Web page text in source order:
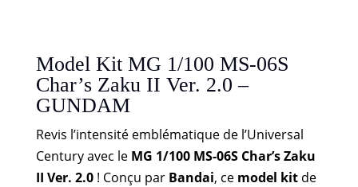
Model Kit MG 1/100 MS-06S
Char’s Zaku II Ver. 2.0 –
GUNDAM
Revis l’intensité emblématique de l’Universal
Century avec le MG 1/100 MS-06S Char’s Zaku
II Ver. 2.0! Conçu par Bandai, ce model kitde